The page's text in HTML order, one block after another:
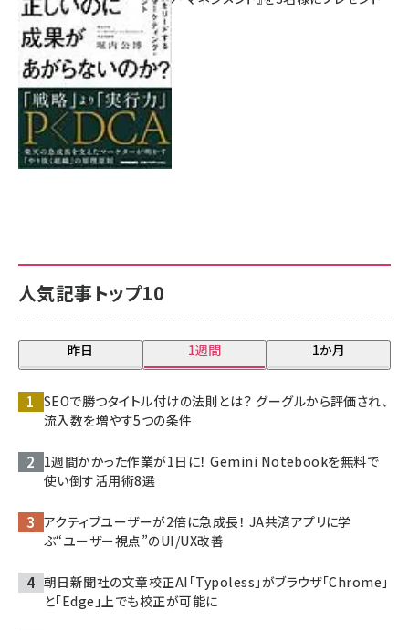
人気記事トップ10
昨日 1週間 1か月
SEOで勝つタイトル付けの法則とは？ グーグルから評価され、
流入数を増やす5つの条件
1週間かかった作業が1日に！ Gemini Notebookを無料で
使い倒す活用術8選
アクティブユーザーが2倍に急成長！ JA共済アプリに学
ぶ“ユーザー視点”のUI/UX改善
朝日新聞社の文章校正AI「Typoless」がブラウザ「Chrome」
と「Edge」上でも校正が可能に
8月7日 10:00